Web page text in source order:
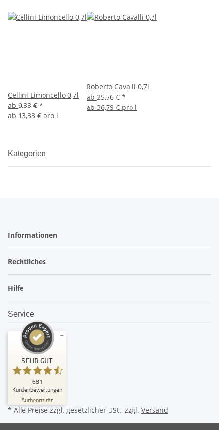
Cellini Limoncello 0,7l
ab 9,33 € *
ab 13,33 € pro l
Roberto Cavalli 0,7l
ab 25,76 € *
ab 36,79 € pro l
Kategorien
Informationen
Rechtliches
Hilfe
Service
SEHR GUT
681
Kundenbewertungen
Authentizität
Kundenbewertungen und Erfahrungen zu
SEHR GUT
4,74
/
5,00
* Alle Preise zzgl. gesetzlicher USt., zzgl. Versand